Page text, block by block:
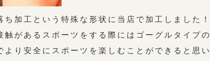
加工という特殊な形状に当店で加工しました！
があるスポーツをする際にはゴーグルタイプの
り安全にスポーツを楽しむことができると思い